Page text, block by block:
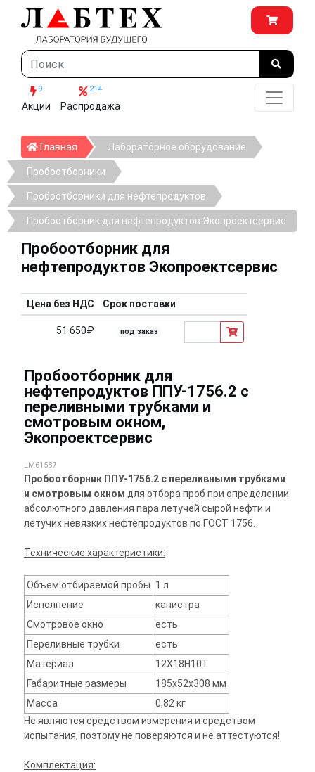
9
Акции
214
Распродажа
Главная ГлавнаяЛабораторное оборудование
Пробоотборники
Пробоотборники для нефтепродуктов
Пробоотборник для нефтепродуктов Экопроектсервис
Пробоотборник для
нефтепродуктов Экопроектсервис
Цена без НДС Срок поставки
51 650₽ под заказ
Пробоотборник для
нефтепродуктов ППУ-1756.2 с
переливными трубками и
смотровым окном,
Экопроектсервис
LM61587
Пробоотборник ППУ-1756.2 с переливными трубками
и смотровым окном для отбора проб при определении
абсолютного давления пара летучей сырой нефти и
летучих невязких нефтепродуктов по ГОСТ 1756.
Технические характеристики:
Объём отбираемой пробы 1 л
Исполнение
канистра
Смотровое окно
есть
Переливные трубки
есть
Материал
12Х18Н10Т
Габаритные размеры
185х52х308 мм
Масса
0,82 кг
Не являются средством измерения и средством
испытания, поэтому не поверяются и не аттестуются!
Комплектация: